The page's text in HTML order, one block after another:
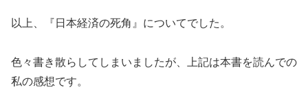
以上、『日本経済の死角』についてでした。
色々書き散らしてしまいましたが、上記は本書を読んでの
私の感想です。